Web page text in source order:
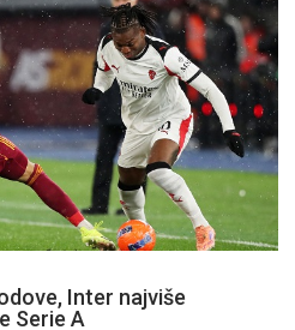
Inter najviše
Serie A